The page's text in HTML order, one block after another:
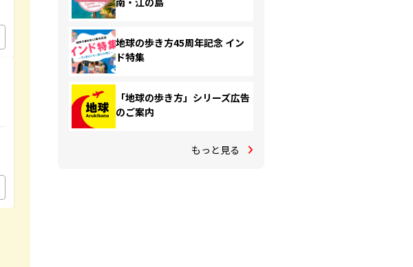
地球の歩き方45周年記念 イン
ド特集
「地球の歩き方」シリーズ広告
のご案内
もっと見る